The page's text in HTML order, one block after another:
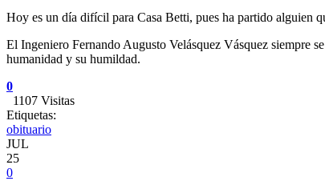
Hoy es un día difícil para Casa Betti, pues ha partido alguien
El Ingeniero Fernando Augusto Velásquez Vásquez siempre
humanidad y su humildad.
0
1107 Visitas
Etiquetas:
obituario
JUL
25
0